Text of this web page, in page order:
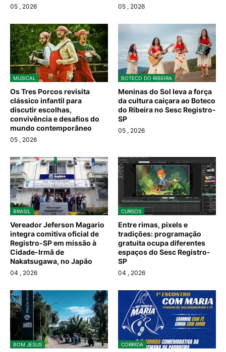
05 , 2026 05 , 2026
MUSICAL
Os Tres Porcos revisita
clássico infantil para
discutir escolhas,
convivência e desafios do
mundo contemporâneo
05 , 2026
BOTECO DO RIBEIRA
Meninas do Sol leva a força
da cultura caiçara ao Boteco
do Ribeira no Sesc Registro-
SP
05 , 2026
BRASIL
Vereador Jeferson Magario
integra comitiva oficial de
Registro-SP em missão à
Cidade-Irmã de
Nakatsugawa, no Japão
04 , 2026
CURSOS
Entre rimas, pixels e
tradições: programação
gratuita ocupa diferentes
espaços do Sesc Registro-
SP
04 , 2026
BOM JESUS CORRIDA